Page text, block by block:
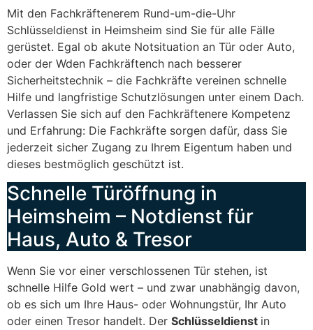
Mit den Fachkräftenerem Rund-um-die-Uhr
Schlüsseldienst in Heimsheim sind Sie für alle Fälle
gerüstet. Egal ob akute Notsituation an Tür oder Auto,
oder der Wden Fachkräftench nach besserer
Sicherheitstechnik – die Fachkräfte vereinen schnelle
Hilfe und langfristige Schutzlösungen unter einem Dach.
Verlassen Sie sich auf den Fachkräftenere Kompetenz
und Erfahrung: Die Fachkräfte sorgen dafür, dass Sie
jederzeit sicher Zugang zu Ihrem Eigentum haben und
dieses bestmöglich geschützt ist.
Schnelle Türöffnung in
Heimsheim – Notdienst für
Haus, Auto & Tresor
Wenn Sie vor einer verschlossenen Tür stehen, ist
schnelle Hilfe Gold wert – und zwar unabhängig davon,
ob es sich um Ihre Haus- oder Wohnungstür, Ihr Auto
oder einen Tresor handelt. Der Schlüsseldienst in